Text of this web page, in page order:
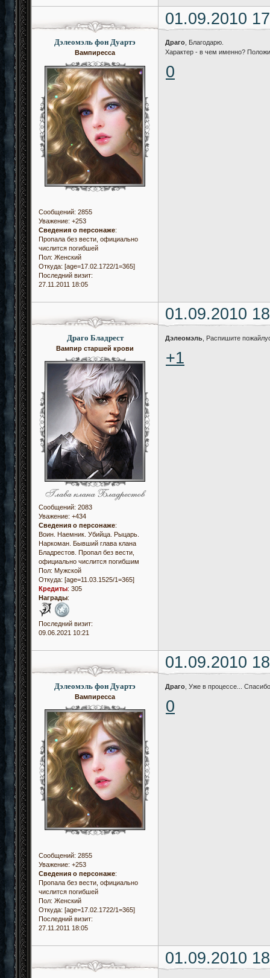
01.09.2010
Дэлеомэль фон Дуартэ
Вампиресса
Сообщений: 2855
Уважение: +253
Сведения о персонаже:
Пропала без вести, официально
числится погибшей
Пол: Женский
Откуда: [age=17.02.1722/1=365]
Последний визит:
27.11.2011 18:05
Драго , Благодарю.
Характер - в чем именно?
0
01.09.2010
Драго Бладрест
Вампир старшей крови
Сообщений: 2083
Уважение: +434
Сведения о персонаже:
Воин. Наемник. Убийца. Рыцарь.
Наркоман. Бывший глава клана
Бладрестов. Пропал без вести,
официально числится погибшим
Пол: Мужской
Откуда: [age=11.03.1525/1=365]
Кредиты: 305
Награды:
Последний визит:
09.06.2021 10:21
Дэлеомэль , Распишите
+1
01.09.2010
Дэлеомэль фон Дуартэ
Вампиресса
Сообщений: 2855
Уважение: +253
Сведения о персонаже:
Пропала без вести, официально
числится погибшей
Пол: Женский
Откуда: [age=17.02.1722/1=365]
Последний визит:
27.11.2011 18:05
Драго , Уже в процессе...
0
01.09.2010